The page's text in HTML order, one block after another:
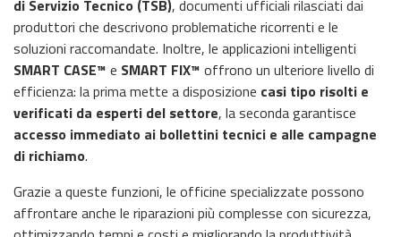
di Servizio Tecnico (TSB), documenti ufficiali rilasciati dai
produttori che descrivono problematiche ricorrenti e le
soluzioni raccomandate. Inoltre, le applicazioni intelligenti
SMART CASE™ e SMART FIX™ offrono un ulteriore livello di
efficienza: la prima mette a disposizione casi tipo risolti e
verificati da esperti del settore, la seconda garantisce
accesso immediato ai bollettini tecnici e alle campagne
di richiamo.
Grazie a queste funzioni, le officine specializzate possono
affrontare anche le riparazioni più complesse con sicurezza,